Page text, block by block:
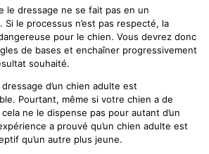
le dressage ne se fait pas en un
le processus n’est pas respecté, la
pour le chien. Vous devrez donc
de bases et enchaîner progressivement
souhaité.
d’un chien adulte est
Pourtant, même si votre chien a de
ne le dispense pas pour autant d’un
a prouvé qu’un chien adulte est
qu’un autre plus jeune.